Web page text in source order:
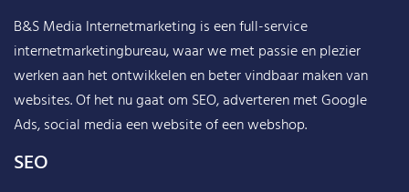
B&S Media Internetmarketing is een full-service
internetmarketingbureau, waar we met passie en plezier
werken aan het ontwikkelen en beter vindbaar maken van
websites. Of het nu gaat om SEO, adverteren met Google
Ads, social media een website of een webshop.
SEO